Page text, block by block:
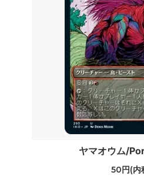
ヤマオウム/
50円(内